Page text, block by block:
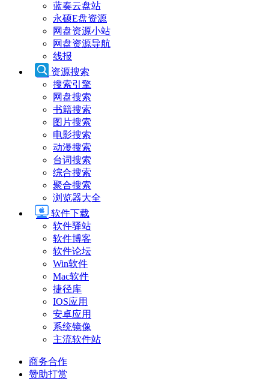
蓝奏云盘站
永硕E盘资源
网盘资源小站
网盘资源导航
线报
资源搜索
搜索引擎
网盘搜索
书籍搜索
图片搜索
电影搜索
动漫搜索
台词搜索
综合搜索
聚合搜索
浏览器大全
软件下载
软件驿站
软件博客
软件论坛
Win软件
Mac软件
捷径库
IOS应用
安卓应用
系统镜像
主流软件站
商务合作
赞助打赏